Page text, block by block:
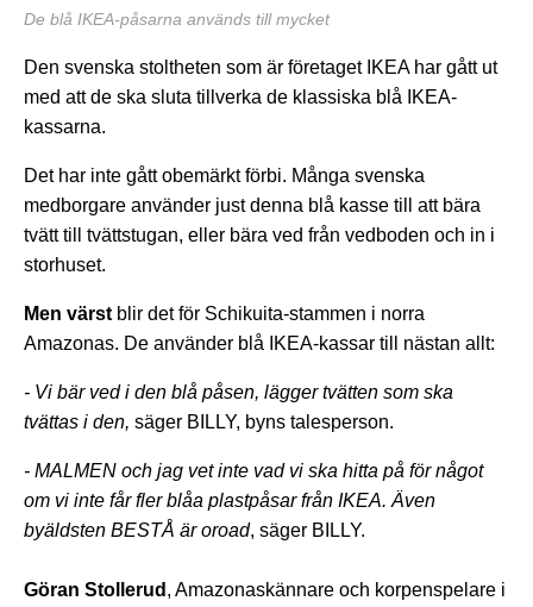
De blå IKEA-påsarna används till mycket
Den svenska stoltheten som är företaget IKEA har gått ut
med att de ska sluta tillverka de klassiska blå IKEA-
kassarna.
Det har inte gått obemärkt förbi. Många svenska
medborgare använder just denna blå kasse till att bära
tvätt till tvättstugan, eller bära ved från vedboden och in i
storhuset.
Men värst blir det för Schikuita-stammen i norra
Amazonas. De använder blå IKEA-kassar till nästan allt:
- Vi bär ved i den blå påsen, lägger tvätten som ska
tvättas i den, säger BILLY, byns talesperson.
- MALMEN och jag vet inte vad vi ska hitta på för något
om vi inte får fler blåa plastpåsar från IKEA. Även
byäldsten BESTÅ är oroad, säger BILLY.
Göran Stollerud , Amazonaskännare och korpenspelare i